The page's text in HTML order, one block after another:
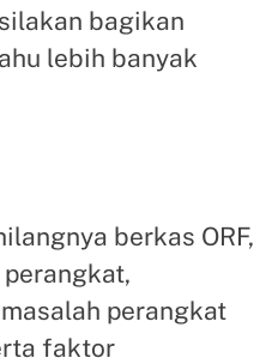
bagikan
lebih banyak
berkas ORF,
perangkat
faktor